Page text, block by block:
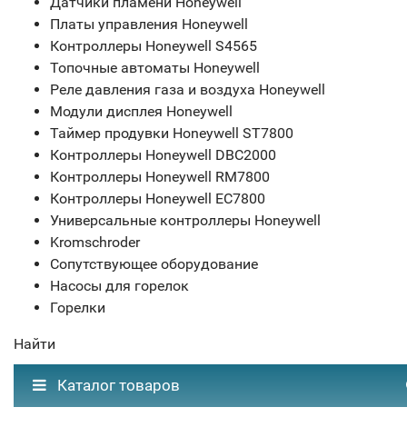
Платы управления Honeywell
Контроллеры Honeywell S4565
Топочные автоматы Honeywell
Реле давления газа и воздуха Honeywell
Модули дисплея Honeywell
Таймер продувки Honeywell ST7800
Контроллеры Honeywell DBC2000
Контроллеры Honeywell RM7800
Контроллеры Honeywell EC7800
Универсальные контроллеры Honeywell
Kromschroder
Сопутствующее оборудование
Насосы для горелок
Горелки
Найти
Каталог товаров